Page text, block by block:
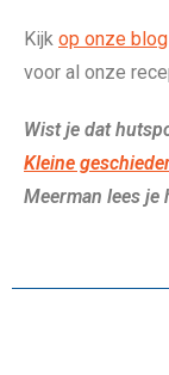
Kijk op onze blog
voor al onze
Wist je dat
Kleine
Meerman lees je